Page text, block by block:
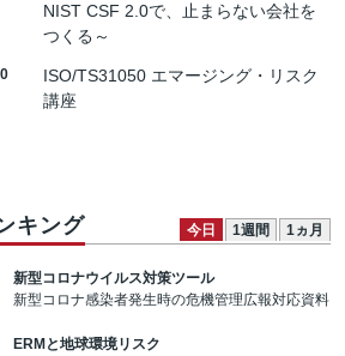
NIST CSF 2.0で、止まらない会社を
つくる～
ISO/TS31050 エマージング・リスク
講座
キング 今日 1週間 1ヵ月
新型コロナウイルス対策ツール
新型コロナ感染者発生時の危機管理広報対応資料
ERMと地球環境リスク